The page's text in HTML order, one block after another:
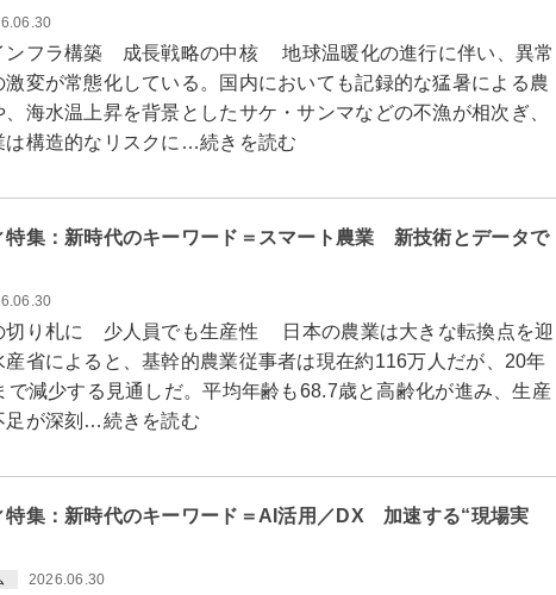
フラ構築 成長戦略の中核 地球温暖化の進行に伴い、異常
変が常態化している。国内においても記録的な猛暑による農
海水温上昇を背景としたサケ・サンマなどの不漁が相次ぎ、
は構造的なリスクに…続きを読む
特集：新時代のキーワード＝スマート農業 新技術とデータで
り札に 少人員でも生産性 日本の農業は大きな転換点を迎
産省によると、基幹的農業従事者は現在約116万人だが、20年
で減少する見通しだ。平均年齢も68.7歳と高齢化が進み、生産
足が深刻…続きを読む
特集：新時代のキーワード＝AI活用／DX 加速する“現場実
2026.06.30